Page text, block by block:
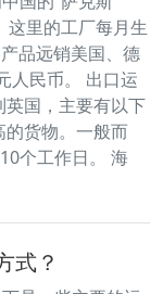
这里的工厂每月生
品远销美国、德
人民币。 出口运
国，主要有以下
货物。一般而
个工作日。​ 海
式？